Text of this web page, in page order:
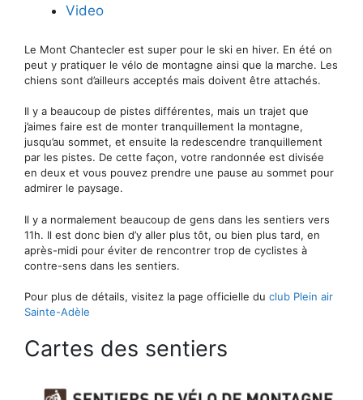
Video
Le Mont Chantecler est super pour le ski en hiver. En été on
peut y pratiquer le vélo de montagne ainsi que la marche. Les
chiens sont d’ailleurs acceptés mais doivent être attachés.
Il y a beaucoup de pistes différentes, mais un trajet que
j’aimes faire est de monter tranquillement la montagne,
jusqu’au sommet, et ensuite la redescendre tranquillement
par les pistes. De cette façon, votre randonnée est divisée
en deux et vous pouvez prendre une pause au sommet pour
admirer le paysage.
Il y a normalement beaucoup de gens dans les sentiers vers
11h. Il est donc bien d’y aller plus tôt, ou bien plus tard, en
après-midi pour éviter de rencontrer trop de cyclistes à
contre-sens dans les sentiers.
Pour plus de détails, visitez la page officielle du club Plein air
Sainte-Adèle
Cartes des sentiers